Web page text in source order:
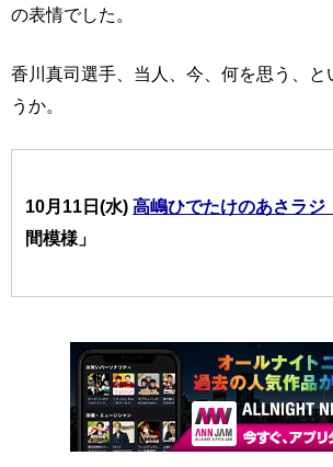
の表情でした。
香川真司選手、当人、今、何を思う、と
うか。
10月11日(水)高嶋ひでたけのあさラジ
間模様」